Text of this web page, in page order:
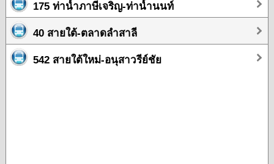
175 ท่าน้ำภาษีเจริญ-ท่าน้ำนนท์
40 สายใต้-ตลาดลำสาลี
542 สายใต้ใหม่-อนุสาวรีย์ชัย